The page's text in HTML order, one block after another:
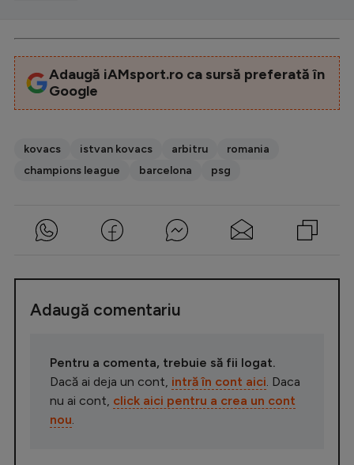
Adaugă iAMsport.ro ca sursă preferată în
Google
kovacs istvan kovacs arbitru
romania
champions league
barcelona psg
Adaugă comentariu
Pentru a comenta, trebuie să fii logat.
Dacă ai deja un cont, intră în cont aici . Daca
nu ai cont, click aici pentru a crea un cont
nou